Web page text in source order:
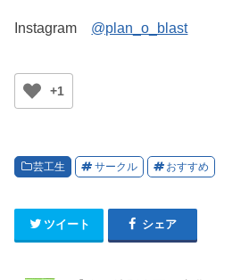
Instagram @plan_o_blast
+1
芸工生 サークル おすすめ
ツイート シェア